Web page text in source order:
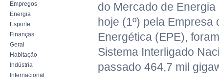
Empregos
Energia
Esporte
Finanças
Geral
Habitação
Indústria
Internacional
do Mercado de
hoje (1º) pela Empresa
Energética (EPE),
Sistema Interligado
passado 464,7 mil